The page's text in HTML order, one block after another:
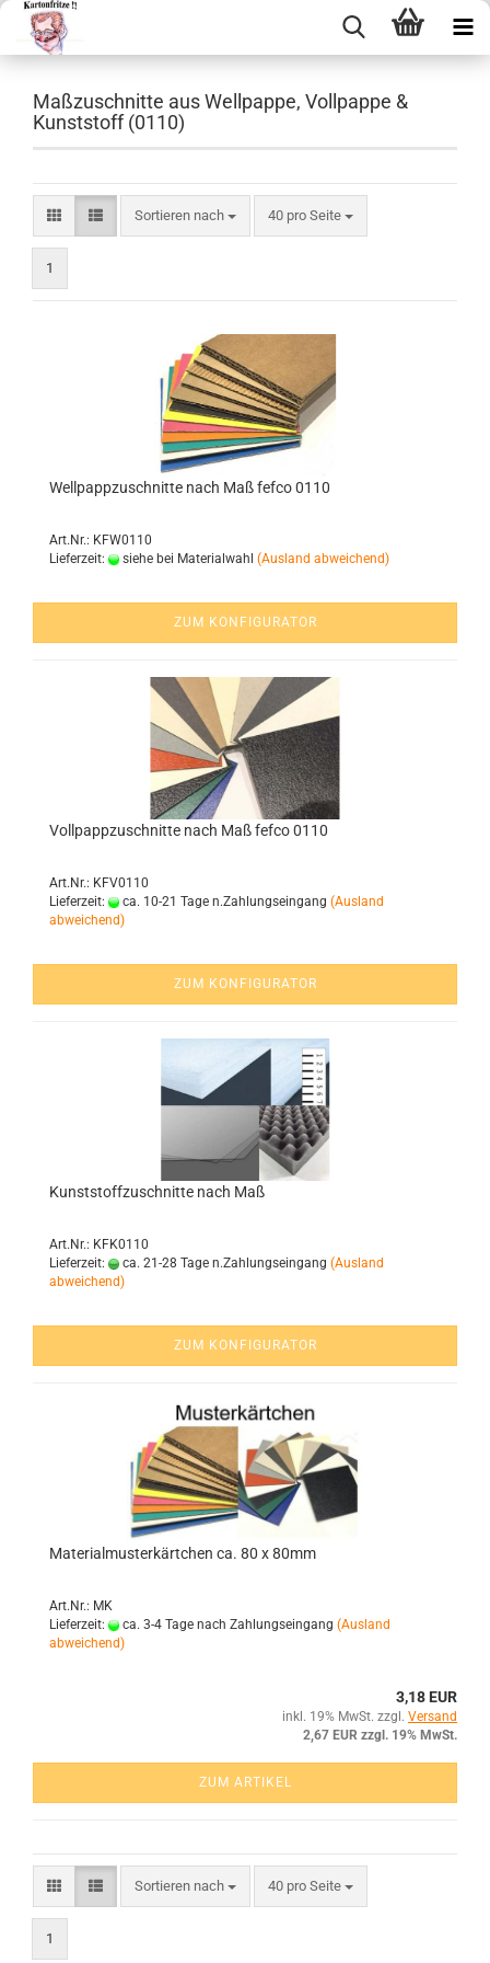
Maßzuschnitte aus Wellpappe, Vollpappe &
Kunststoff (0110)
Sortieren nach 40 pro Seite
1
Well­papp­zu­schnit­te nach Maß fefco 0110
Art.Nr.: KFW0110
Lieferzeit:
siehe bei Materialwahl (Ausland abweichend)
ZUM KONFIGURATOR
Voll­papp­zu­schnit­te nach Maß fefco 0110
Art.Nr.: KFV0110
Lieferzeit:
ca. 10-21 Tage n.Zahlungseingang (Ausland
abweichend)
ZUM KONFIGURATOR
Kunst­stoff­zu­schnit­te nach Maß
Art.Nr.: KFK0110
Lieferzeit:
ca. 21-28 Tage n.Zahlungseingang (Ausland
abweichend)
ZUM KONFIGURATOR
Ma­te­ri­al­mus­ter­kärt­chen ca. 80 x 80mm
Art.Nr.: MK
Lieferzeit:
ca. 3-4 Tage nach Zahlungseingang (Ausland
abweichend)
3,18 EUR
inkl. 19% MwSt. zzgl. Versand
2,67 EUR zzgl. 19% MwSt.
ZUM ARTIKEL
Sortieren nach 40 pro Seite
1